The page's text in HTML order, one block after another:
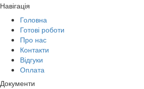
Навігація
Головна
Готові роботи
Про нас
Контакти
Відгуки
Оплата
Документи